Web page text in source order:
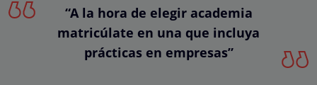
“A la hora de elegir academia
matricúlate en una que incluya
prácticas en empresas”